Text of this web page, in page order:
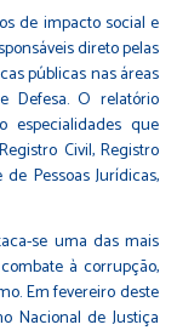
de impacto social e
direto pelas
públicas nas áreas
Defesa. O relatório
que
Civil, Registro
Pessoas Jurídicas,
se uma das mais
à corrupção,
Em fevereiro deste
Nacional de Justiça